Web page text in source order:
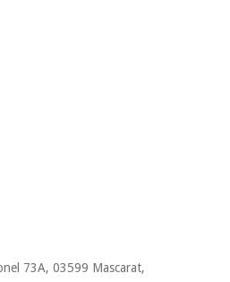
73A, 03599 Mascarat,